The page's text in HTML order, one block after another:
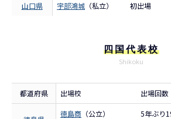
山口県 宇部鴻城 （私立） 初出場
四国代表校
Shikoku
都道府県 出場校 出場回数
徳島商 （公立）
5年ぶり